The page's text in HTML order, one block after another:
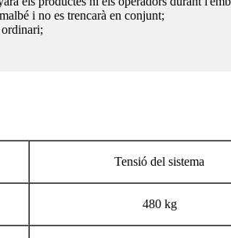
i no es trencarà en conjunt;
Tensió del sistema
480 kg